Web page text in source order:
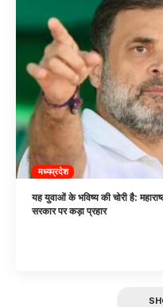
मध्यप्रदेश
यह युवाओं के भविष्य की चोरी है:
सरकार पर कड़ा प्रहार